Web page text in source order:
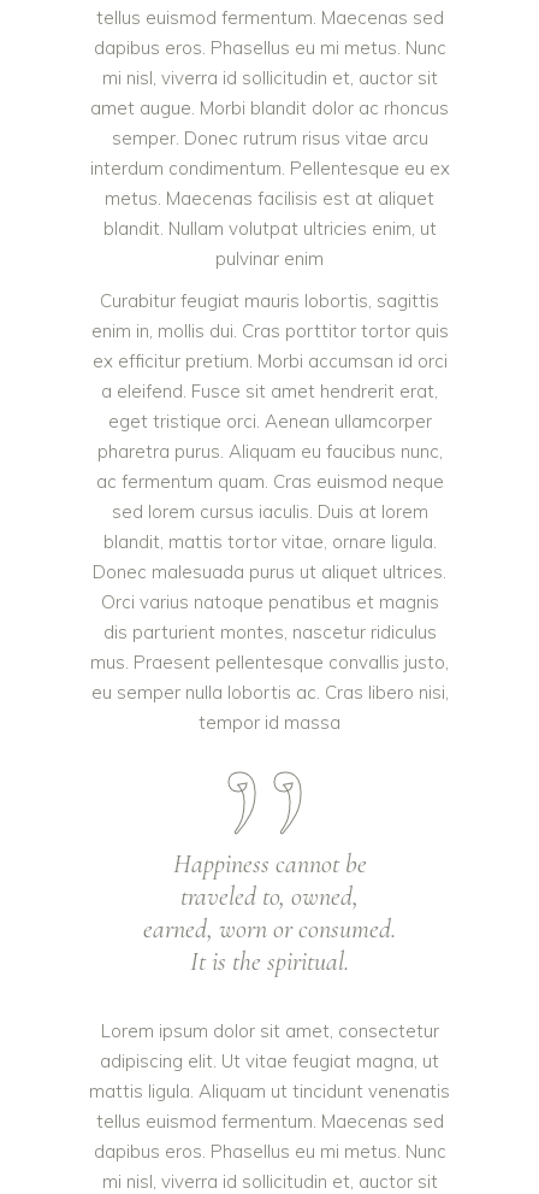
tellus euismod fermentum. Maecenas sed
dapibus eros. Phasellus eu mi metus. Nunc
mi nisl, viverra id sollicitudin et, auctor sit
amet augue. Morbi blandit dolor ac rhoncus
semper. Donec rutrum risus vitae arcu
interdum condimentum. Pellentesque eu ex
metus. Maecenas facilisis est at aliquet
blandit. Nullam volutpat ultricies enim, ut
pulvinar enim
Curabitur feugiat mauris lobortis, sagittis
enim in, mollis dui. Cras porttitor tortor quis
ex efficitur pretium. Morbi accumsan id orci
a eleifend. Fusce sit amet hendrerit erat,
eget tristique orci. Aenean ullamcorper
pharetra purus. Aliquam eu faucibus nunc,
ac fermentum quam. Cras euismod neque
sed lorem cursus iaculis. Duis at lorem
blandit, mattis tortor vitae, ornare ligula.
Donec malesuada purus ut aliquet ultrices.
Orci varius natoque penatibus et magnis
dis parturient montes, nascetur ridiculus
mus. Praesent pellentesque convallis justo,
eu semper nulla lobortis ac. Cras libero nisi,
tempor id massa
Happiness cannot be
traveled to, owned,
earned, worn or consumed.
It is the spiritual.
Lorem ipsum dolor sit amet, consectetur
adipiscing elit. Ut vitae feugiat magna, ut
mattis ligula. Aliquam ut tincidunt venenatis
tellus euismod fermentum. Maecenas sed
dapibus eros. Phasellus eu mi metus. Nunc
mi nisl, viverra id sollicitudin et, auctor sit